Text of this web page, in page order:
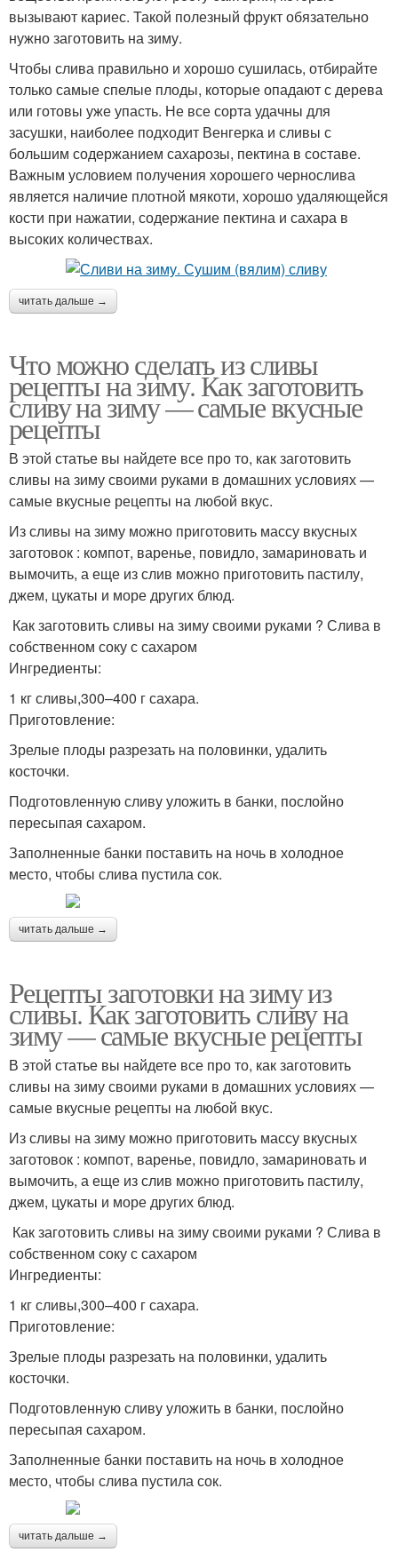
вызывают кариес. Такой полезный фрукт обязательно
нужно заготовить на зиму.
Чтобы слива правильно и хорошо сушилась, отбирайте
только самые спелые плоды, которые опадают с дерева
или готовы уже упасть. Не все сорта удачны для
засушки, наиболее подходит Венгерка и сливы с
большим содержанием сахарозы, пектина в составе.
Важным условием получения хорошего чернослива
является наличие плотной мякоти, хорошо удаляющейся
кости при нажатии, содержание пектина и сахара в
высоких количествах.
читать дальше →
Что можно сделать из сливы
рецепты на зиму. Как заготовить
сливу на зиму — самые вкусные
рецепты
В этой статье вы найдете все про то, как заготовить
сливы на зиму своими руками в домашних условиях —
самые вкусные рецепты на любой вкус.
Из сливы на зиму можно приготовить массу вкусных
заготовок : компот, варенье, повидло, замариновать и
вымочить, а еще из слив можно приготовить пастилу,
джем, цукаты и море других блюд.
Как заготовить сливы на зиму своими руками ? Слива в
собственном соку с сахаром
Ингредиенты:
1 кг сливы,300–400 г сахара.
Приготовление:
Зрелые плоды разрезать на половинки, удалить
косточки.
Подготовленную сливу уложить в банки, послойно
пересыпая сахаром.
Заполненные банки поставить на ночь в холодное
место, чтобы слива пустила сок.
читать дальше →
Рецепты заготовки на зиму из
сливы. Как заготовить сливу на
зиму — самые вкусные рецепты
В этой статье вы найдете все про то, как заготовить
сливы на зиму своими руками в домашних условиях —
самые вкусные рецепты на любой вкус.
Из сливы на зиму можно приготовить массу вкусных
заготовок : компот, варенье, повидло, замариновать и
вымочить, а еще из слив можно приготовить пастилу,
джем, цукаты и море других блюд.
Как заготовить сливы на зиму своими руками ? Слива в
собственном соку с сахаром
Ингредиенты:
1 кг сливы,300–400 г сахара.
Приготовление:
Зрелые плоды разрезать на половинки, удалить
косточки.
Подготовленную сливу уложить в банки, послойно
пересыпая сахаром.
Заполненные банки поставить на ночь в холодное
место, чтобы слива пустила сок.
читать дальше →